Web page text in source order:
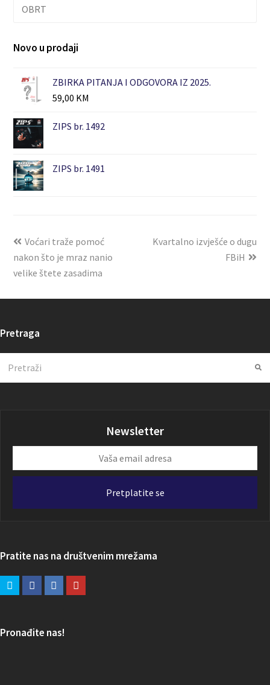
OBRT
Novo u prodaji
ZBIRKA PITANJA I ODGOVORA IZ 2025.
59,00 KM
ZIPS br. 1492
ZIPS br. 1491
Voćari traže pomoć
nakon što je mraz nanio
velike štete zasadima
Kvartalno izvješće o dugu
FBiH
Pretraga
Newsletter
email
Pretplatite se
Pratite nas na društvenim mrežama
Pronađite nas!